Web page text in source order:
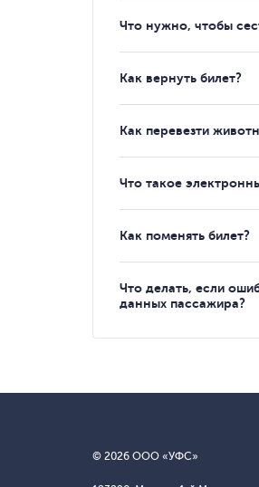
Что нужно, чтобы
Как вернуть билет?
Как перевезти
Что такое
Как поменять билет?
Что делать, если
данных пассажира?
© 2026 ООО «УФС»